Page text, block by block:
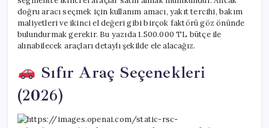
doğru aracı seçmek için kullanım amacı, yakıt tercihi, bakım
maliyetleri ve ikinci el değeri gibi birçok faktörü göz önünde
bulundurmak gerekir. Bu yazıda 1.500.000 TL bütçe ile
alınabilecek araçları detaylı şekilde ele alacağız.
Sıfır Araç Seçenekleri
(2026)